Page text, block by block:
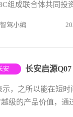
组成联合体共同投
智驾小编
安 长安启源
示，之所以能在短
越级的产品价值，